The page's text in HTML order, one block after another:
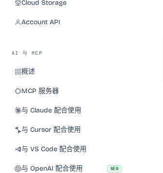
Cloud Storage
Account API
AI 与 MCP
概述
MCP 服务器
与 Claude 配合使用
与 Cursor 配合使用
与 VS Code 配合使用
与 OpenAI 配合使用 NEW